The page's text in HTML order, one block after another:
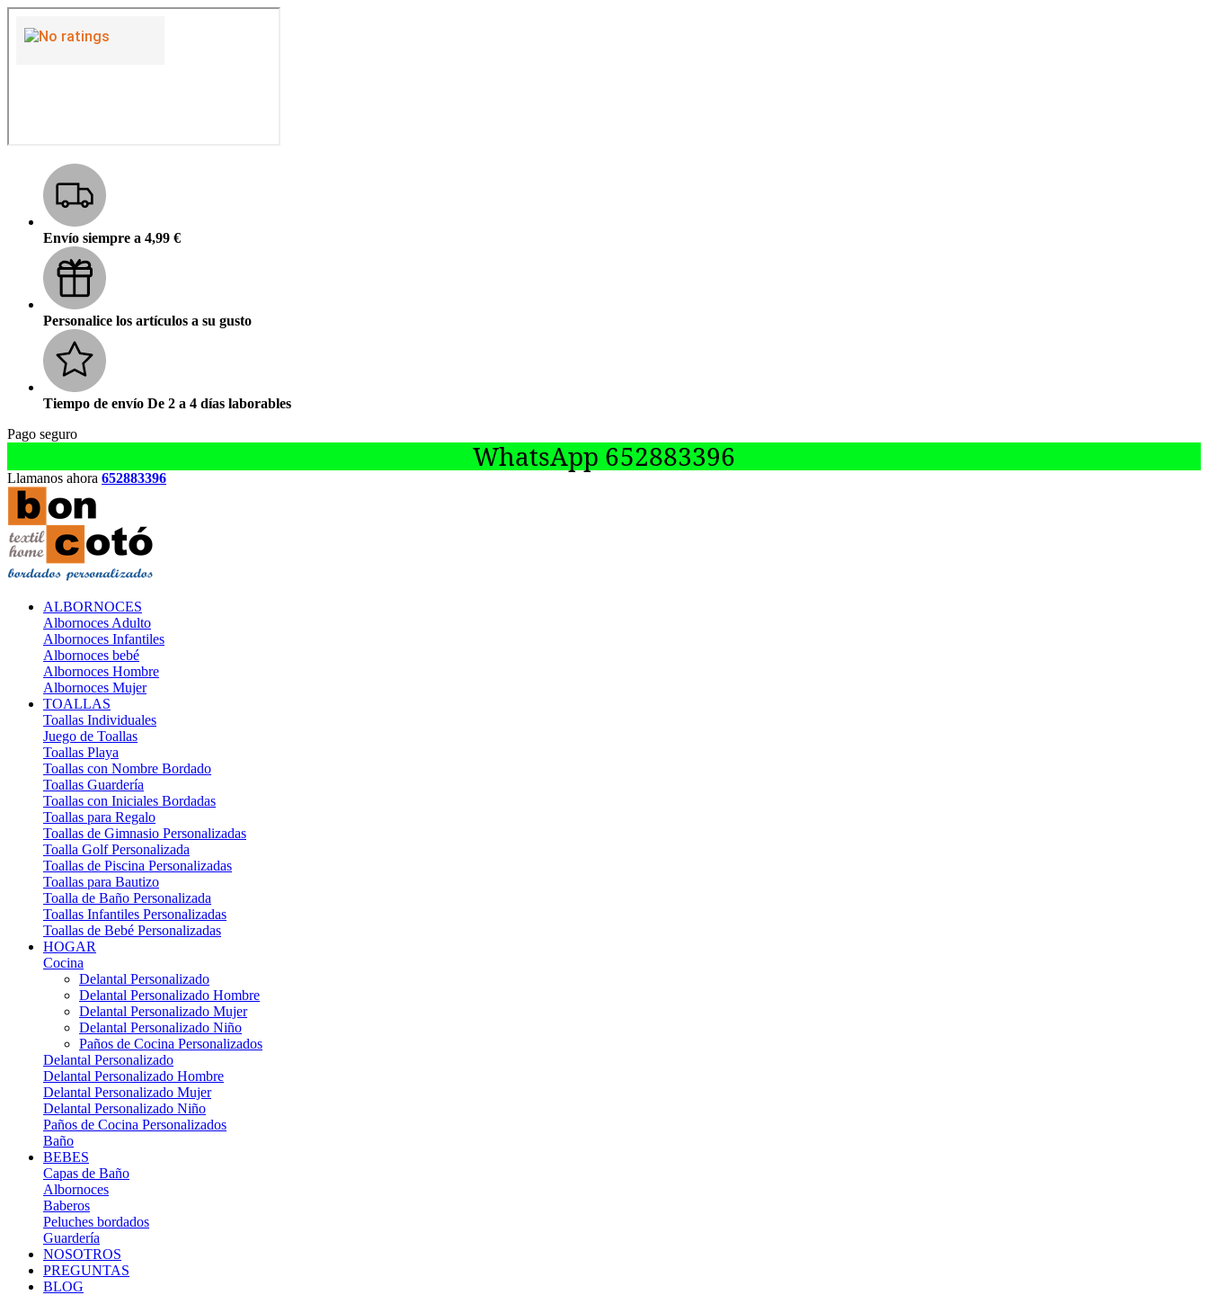
Envío siempre a 4,99 €
Personalice los artículos a su gusto
Tiempo de envío De 2 a 4 días laborables
Pago seguro
WhatsApp 652883396
Llamanos ahora 652883396
ALBORNOCES
Albornoces Adulto
Albornoces Infantiles
Albornoces bebé
Albornoces Hombre
Albornoces Mujer
TOALLAS
Toallas Individuales
Juego de Toallas
Toallas Playa
Toallas con Nombre Bordado
Toallas Guardería
Toallas con Iniciales Bordadas
Toallas para Regalo
Toallas de Gimnasio Personalizadas
Toalla Golf Personalizada
Toallas de Piscina Personalizadas
Toallas para Bautizo
Toalla de Baño Personalizada
Toallas Infantiles Personalizadas
Toallas de Bebé Personalizadas
HOGAR
Cocina
Delantal Personalizado
Delantal Personalizado Hombre
Delantal Personalizado Mujer
Delantal Personalizado Niño
Paños de Cocina Personalizados
Delantal Personalizado
Delantal Personalizado Hombre
Delantal Personalizado Mujer
Delantal Personalizado Niño
Paños de Cocina Personalizados
Baño
BEBES
Capas de Baño
Albornoces
Baberos
Peluches bordados
Guardería
NOSOTROS
PREGUNTAS
BLOG